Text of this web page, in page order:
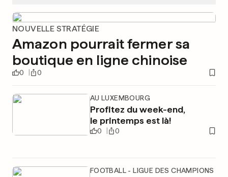
NOUVELLE STRATÉGIE
Amazon pourrait fermer sa
boutique en ligne chinoise
0 0
AU LUXEMBOURG
Profitez du week-end,
le printemps est là!
0 0
FOOTBALL - LIGUE DES CHAMPIONS